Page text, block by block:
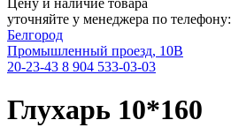
Цену и наличие товара
уточняйте у менеджера по телефону:
Белгород
Промышленный проезд, 10В
20-23-43 8 904 533-03-03
Глухарь 10*160